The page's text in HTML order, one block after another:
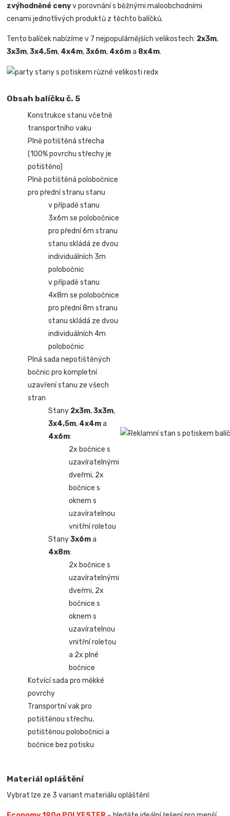
zvýhodněné cenyv porovnání s běžnými maloobchodními
cenami jednotlivých produktů z těchto balíčků.
Tento balíček nabízíme v 7 nejpopulárnějších velikostech: 2x3m,
3x3m,3x4,5m, 4x4m,3x6m, 4x6ma 8x4m.
Obsah balíčku č. 5
Konstrukce stanu včetně
transportního vaku
Plně potištěná střecha
(100% povrchu střechy je
potištěno)
Plně potištěná polobočnice
pro přední stranu stanu
v případě stanu
3x6m se polobočnice
pro přední 6m stranu
stanu skládá ze dvou
individuálních 3m
polobočnic
v případě stanu
4x8m se polobočnice
pro přední 8m stranu
stanu skládá ze dvou
individuálních 4m
polobočnic
Plná sada nepotištěných
bočnic pro kompletní
uzavření stanu ze všech
stran
Stany 2x3m,3x3m,
3x4,5m, 4x4ma
4x6m:
2x bočnice s
uzavíratelnými
dveřmi, 2x
bočnice s
oknem s
uzavíratelnou
vnitřní roletou
Stany3x6ma
4x8m:
2x bočnice s
uzavíratelnými
dveřmi, 2x
bočnice s
oknem s
uzavíratelnou
vnitřní roletou
a 2x plné
bočnice
Kotvící sada pro měkké
povrchy
Transportní vak pro
potištěnou střechu,
potištěnou polobočnici a
bočnice bez potisku
Materiál opláštění
Vybrat lze ze 3 variant materiálu opláštění: